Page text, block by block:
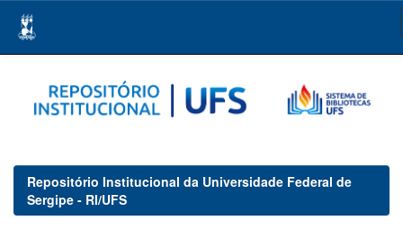
navigation
Repositório Institucional da Universidade Federal de
Sergipe - RI/UFS